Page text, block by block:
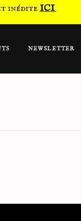
inéditeICI
NEWSLETTER